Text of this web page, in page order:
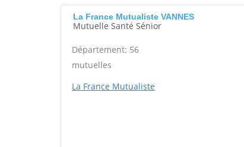
La France Mutualiste VANNES
Mutuelle Santé Sénior
Département: 56
mutuelles
La France Mutualiste